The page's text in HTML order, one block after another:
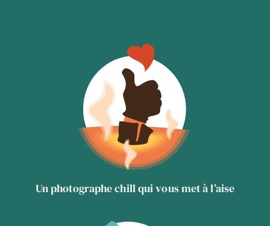
Un photographe chill qui vous met à l’aise